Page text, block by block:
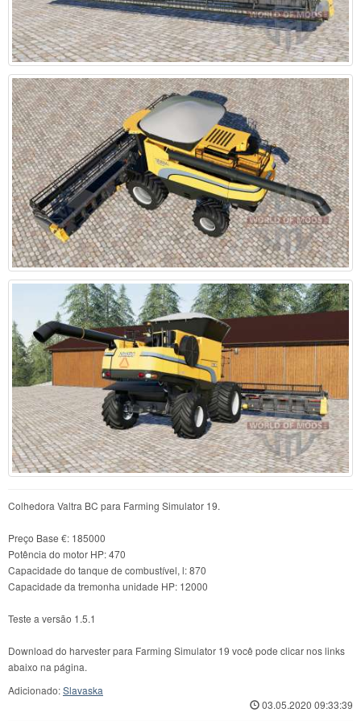
Colhedora Valtra BC para Farming Simulator 19.
Preço Base €: 185000
Potência do motor HP: 470
Capacidade do tanque de combustível, l: 870
Capacidade da tremonha unidade HP: 12000
Teste a versão 1.5.1
Download do harvester para Farming Simulator 19 você pode clicar nos links
abaixo na página.
Adicionado:Slavaska
03.05.2020 09:33:39